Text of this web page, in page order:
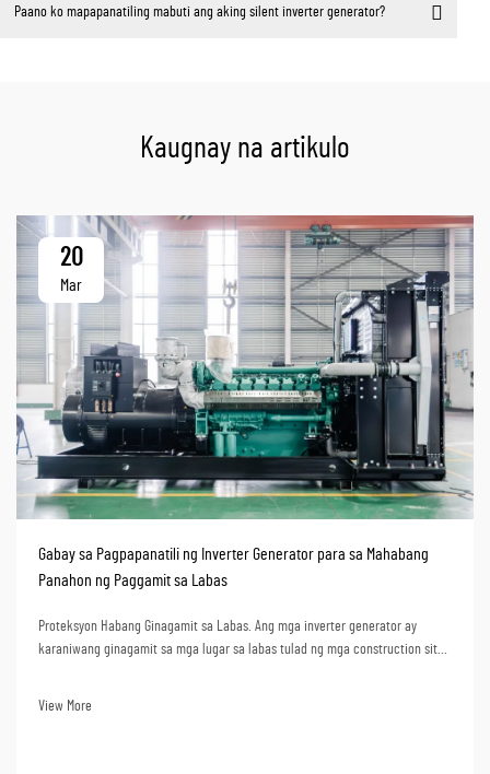
Paano ko mapapanatiling mabuti ang aking silent inverter generator?
Kaugnay na artikulo
20
Mar
Gabay sa Pagpapanatili ng Inverter Generator para sa Mahabang
Panahon ng Paggamit sa Labas
Proteksyon Habang Ginagamit sa Labas. Ang mga inverter generator ay
karaniwang ginagamit sa mga lugar sa labas tulad ng mga construction site,
View More